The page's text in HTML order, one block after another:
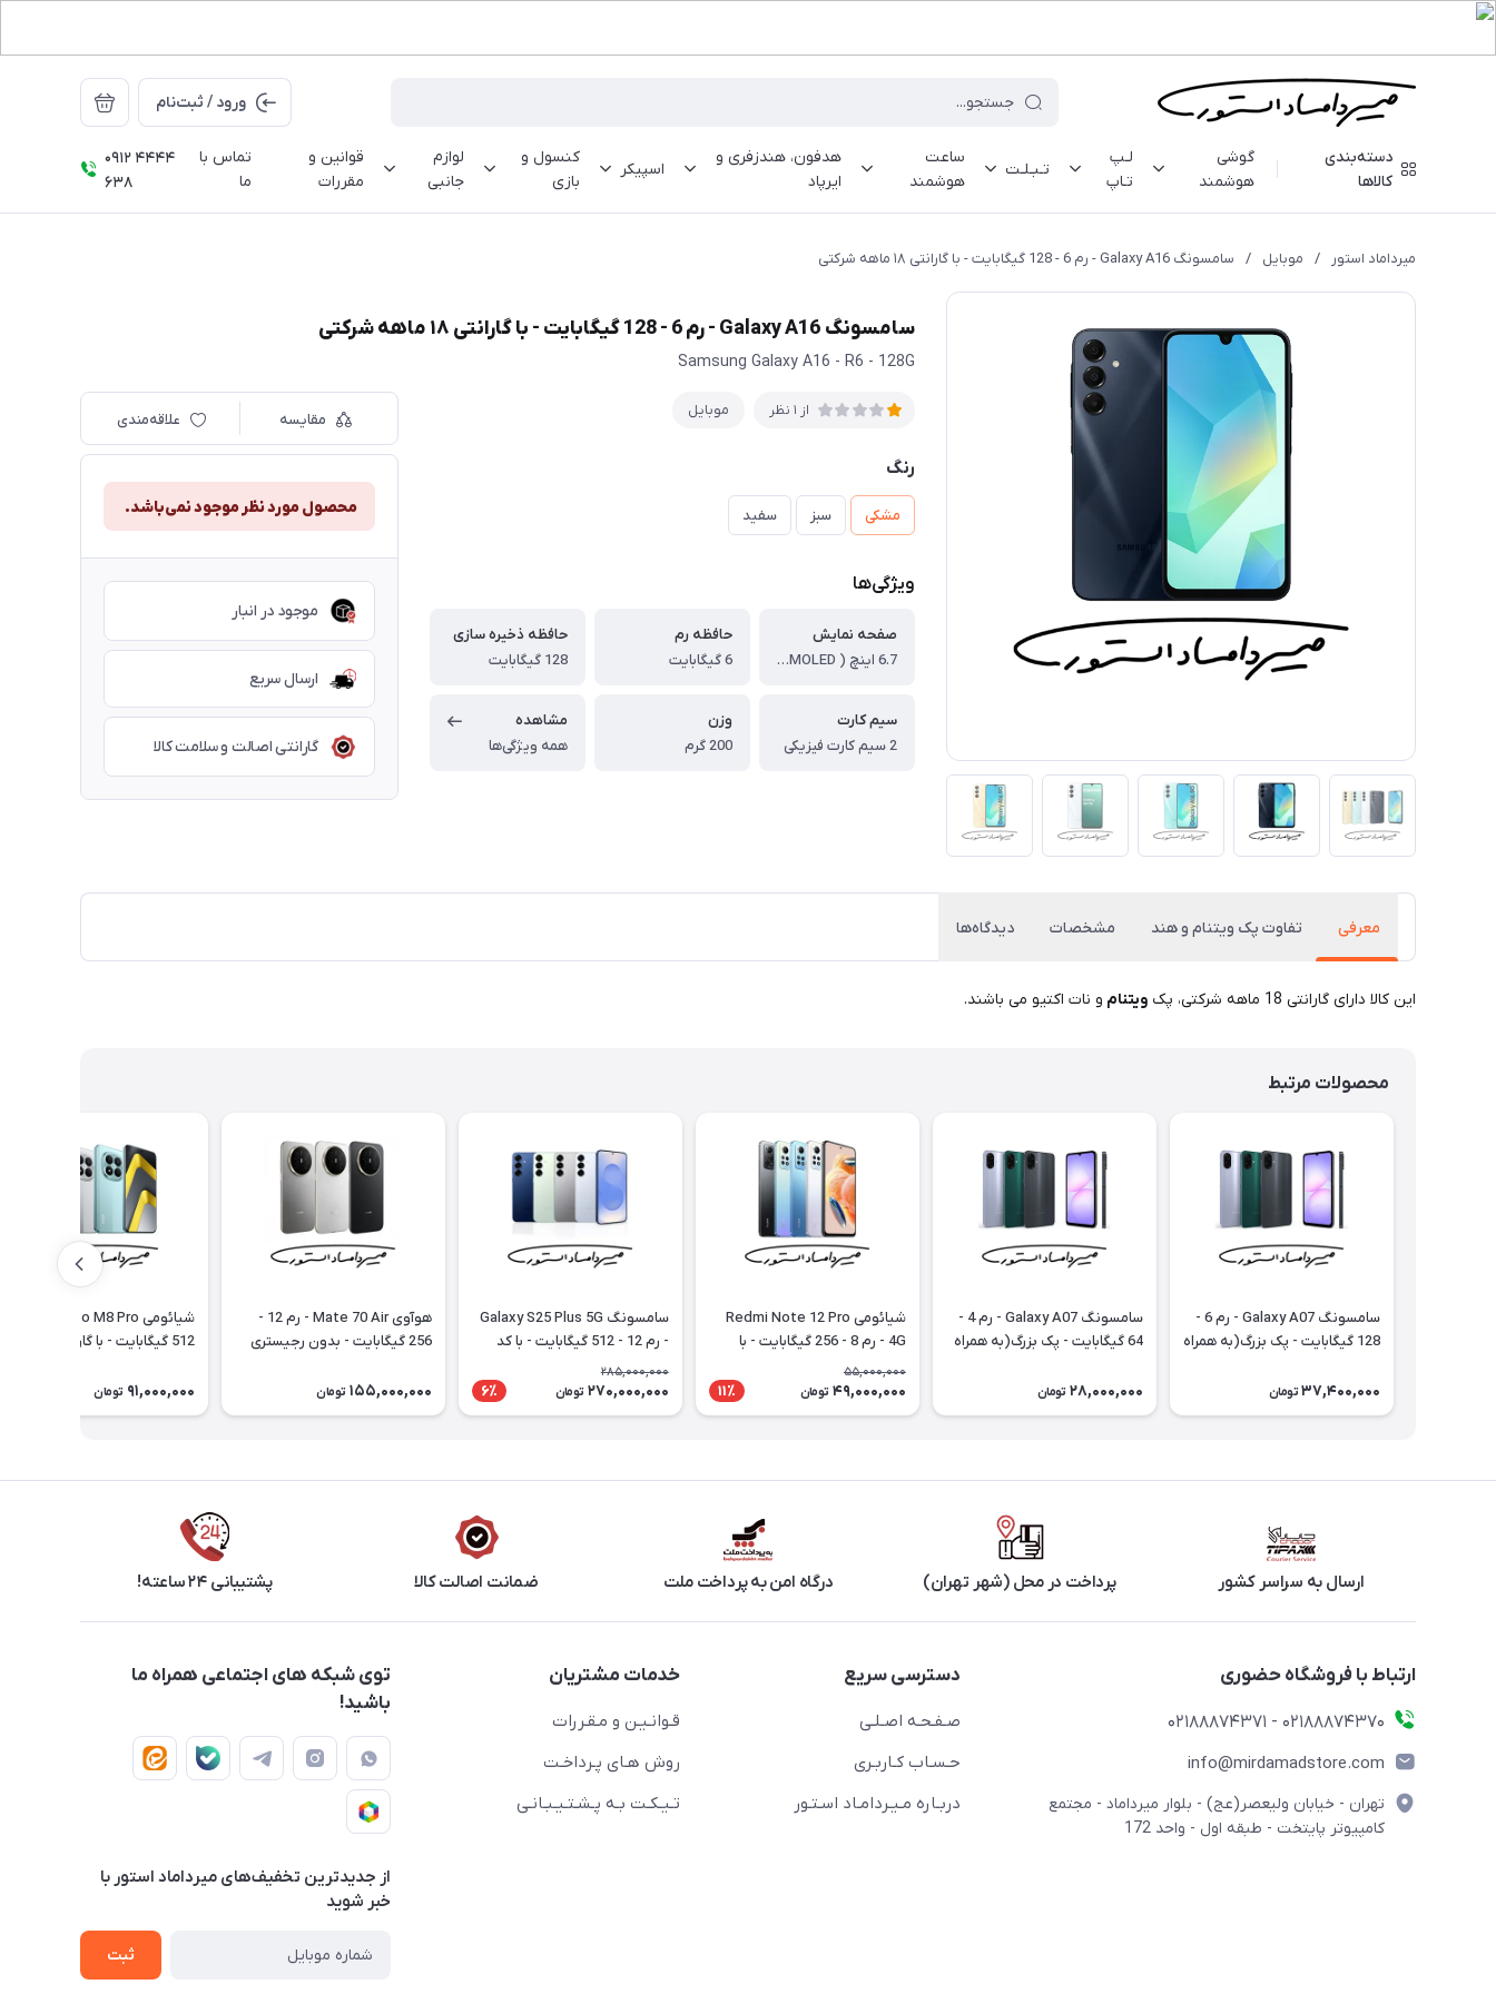
ورود / ثبت‌نام
دسته‌بندی
کالاها
گوشی
هوشمند
لـپ
تـاپ
تـبـلـت
ساعت
هوشمند
هدفون، هندزفری و
ایرپاد
اسپیکر
کنسول و
بازی
لوازم
جانبی
قوانین و
مقررات
تماس با
ما
0912 4444
638
میرداماد استور / موبایل / سامسونگ Galaxy A16 - رم 6 - 128 گیگابایت - با گارانتی ۱۸ ماهه شرکتی
سامسونگ Galaxy A16 - رم 6 - 128 گیگابایت - با گارانتی ۱۸ ماهه شرکتی
Samsung Galaxy A16 - R6 - 128G
از 1 نظر موبایل
رنگ
مشکی سبز سفید
ویژگی‌ها
صفحه نمایش
6.7 اینچ ( Super AMOLED )
حافظه رم
6 گیگابایت
حافظه ذخیره سازی
128 گیگابایت
سیم کارت
2 سیم کارت فیزیکی
وزن
200 گرم
مشاهده
همه ویژگی‌ها
مقایسه علاقه‌مندی
محصول مورد نظر موجود نمی‌باشد.
موجود در انبار
ارسال سریع
گارانتی اصالت و سلامت کالا
معرفی تفاوت پک ویتنام و هند مشخصات دیدگاه‌ها
این کالا دارای گارانتی 18 ماهه شرکتی، پک ویتنام و نات اکتیو می باشند.
محصولات مرتبط
سامسونگ Galaxy A07 - رم 6 -
128 گیگابایت - پک بزرگ(به همراه
37,400,000 تومان
سامسونگ Galaxy A07 - رم 4 -
64 گیگابایت - پک بزرگ(به همراه
28,000,000 تومان
شیائومی Redmi Note 12 Pro
4G - رم 8 - 256 گیگابایت - با
55,000,000
49,000,000 تومان 11٪
سامسونگ Galaxy S25 Plus 5G
- رم 12 - 512 گیگابایت - با کد
رجیستری
285,000,000
270,000,000 تومان 6٪
هوآوی Mate 70 Air - رم 12 -
256 گیگابایت - بدون رجیستری
155,000,000 تومان 91,000,000 تومان
ارسال به سراسر کشور پرداخت در محل (شهر تهران) درگاه امن به پرداخت ملت ضمانت اصالت کالا پشتیبانی ۲۴ ساعته!
ارتباط با فروشگاه حضوری
02188874370 - 02188874371
info@mirdamadstore.com
تهران - خیابان ولیعصر(عج) - بلوار میرداماد - مجتمع
کامپیوتر پایتخت - طبقه اول - واحد 172
دسترسی سریع
صـفـحـه اصـلـی
حـسـاب کـاربـری
دربـاره مـیـردامـاد اسـتـور
خدمات مشتریان
قـوانـیـن و مـقـررات
روش هـای پـرداخـت
تـیـکـت بـه پـشـتـیـبـانـی
توی شبکه های اجتماعی همراه ما
باشید!
از جدید‌ترین تخفیف‌های میرداماد استور با‌
خبر شوید
ثبت